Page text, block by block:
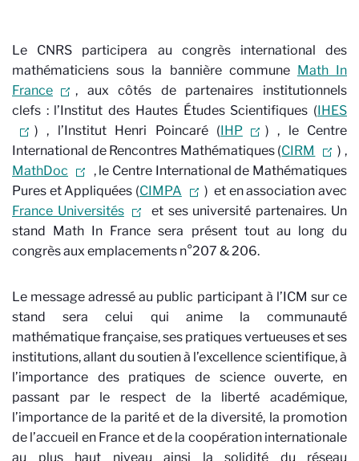
Le CNRS participera au congrès international des
mathématiciens sous la bannière commune Math In
France
, aux côtés de partenaires institutionnels
clefs : l’Institut des Hautes Études Scientifiques (IHES
)
, l’Institut Henri Poincaré (IHP )
, le Centre
International de Rencontres Mathématiques (CIRM ) ,
MathDoc
, le Centre International de Mathématiques
Pures et Appliquées (CIMPA ) et en association avec
France Universités
et ses université partenaires. Un
stand Math In France sera présent tout au long du
congrès aux emplacements n°207 & 206.
Le message adressé au public participant à l’ICM sur ce
stand sera celui qui anime la communauté
mathématique française, ses pratiques vertueuses et ses
institutions, allant du soutien à l’excellence scientifique, à
l’importance des pratiques de science ouverte, en
passant par le respect de la liberté académique,
l’importance de la parité et de la diversité, la promotion
de l’accueil en France et de la coopération internationale
au plus haut niveau ainsi la solidité du réseau